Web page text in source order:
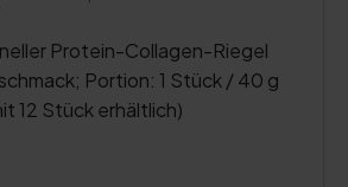
Protein-Collagen-Riegel
Portion: 1 Stück / 40 g
12 Stück erhältlich)